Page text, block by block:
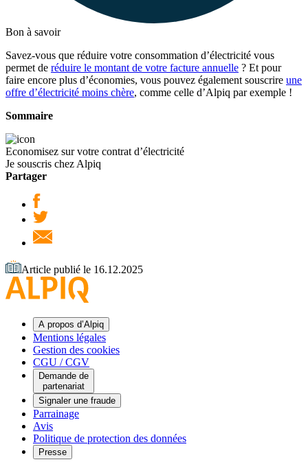
Bon à savoir
Savez-vous que réduire votre consommation d’électricité vous
permet de réduire le montant de votre facture annuelle ? Et pour
faire encore plus d’économies, vous pouvez également souscrire une
offre d’électricité moins chère, comme celle d’Alpiq par exemple !
Sommaire
Economisez sur votre contrat d’électricité
Je souscris chez Alpiq
Partager
Article publié le 16.12.2025
A propos d’Alpiq
Mentions légales
Gestion des cookies
CGU / CGV
Demande de
partenariat
Signaler une fraude
Parrainage
Avis
Politique de protection des données
Presse